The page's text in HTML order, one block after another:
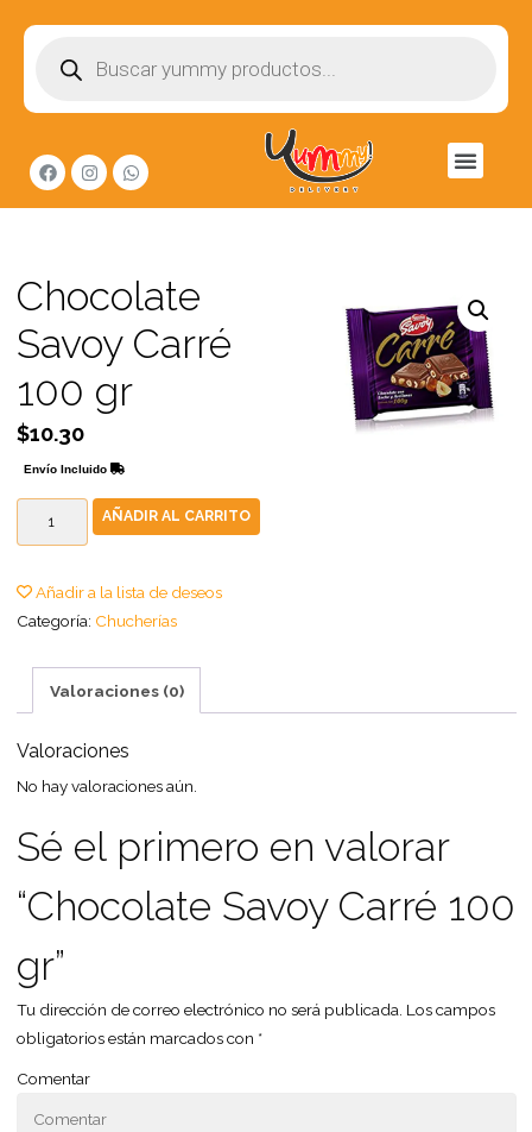
Chocolate
Savoy Carré
100 gr
$10.30
Envío Incluido
AÑADIR AL CARRITO
Añadir a la lista de deseos
Categoría: Chucherías
Valoraciones (0)
Valoraciones
No hay valoraciones aún.
Sé el primero en valorar
“Chocolate Savoy Carré 100
gr”
Tu dirección de correo electrónico no será publicada. Los campos
obligatorios están marcados con *
Comentar